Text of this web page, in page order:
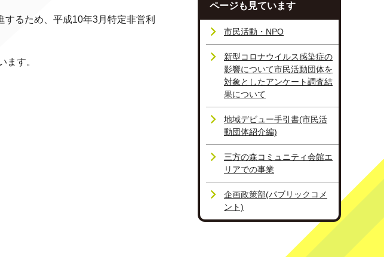
るため、平成10年3月特定非営利
ます。
ページも見ています
市民活動・NPO
新型コロナウイルス感染症の
影響について市民活動団体を
対象としたアンケート調査結
果について
地域デビュー手引書(市民活
動団体紹介編)
三方の森コミュニティ会館エ
リアでの事業
企画政策部(パブリックコメ
ント)